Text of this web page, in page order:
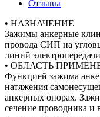
Отзывы
• НАЗНАЧЕНИЕ
Зажимы анкерные
провода СИП на
линий
• ОБЛАСТЬ
Функцией зажима
натяжения
анкерных опорах.
сечение проводника